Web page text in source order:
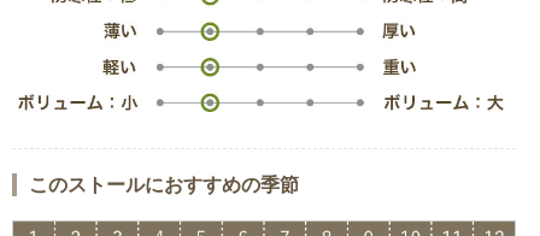
このストールにおすすめの季節